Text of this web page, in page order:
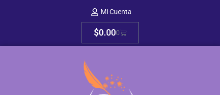
Mi Cuenta
$0.000